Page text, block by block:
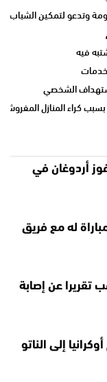
وتدعو لتمكين الشباب
فيه
الشخصي
كراء المنازل المفروشة
أردوغان في
له مع فريق
تقريرا عن إصابة
إلى الناتو